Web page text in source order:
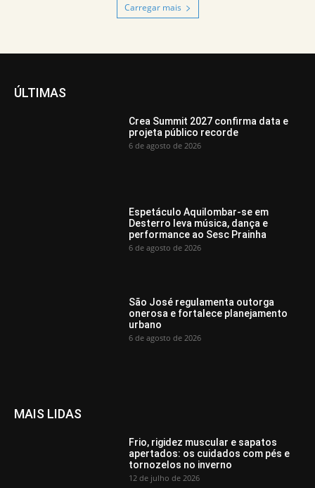
Carregar mais
ÚLTIMAS
Crea Summit 2027 confirma data e
projeta público recorde
6 de agosto de 2026
Espetáculo Aquilombar-se em
Desterro leva música, dança e
performance ao Sesc Prainha
6 de agosto de 2026
São José regulamenta outorga
onerosa e fortalece planejamento
urbano
6 de agosto de 2026
MAIS LIDAS
Frio, rigidez muscular e sapatos
apertados: os cuidados com pés e
tornozelos no inverno
12 de julho de 2026